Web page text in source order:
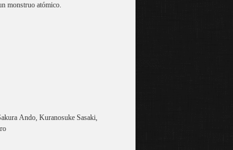
monstruo atómico.
Ando, Kuranosuke Sasaki,